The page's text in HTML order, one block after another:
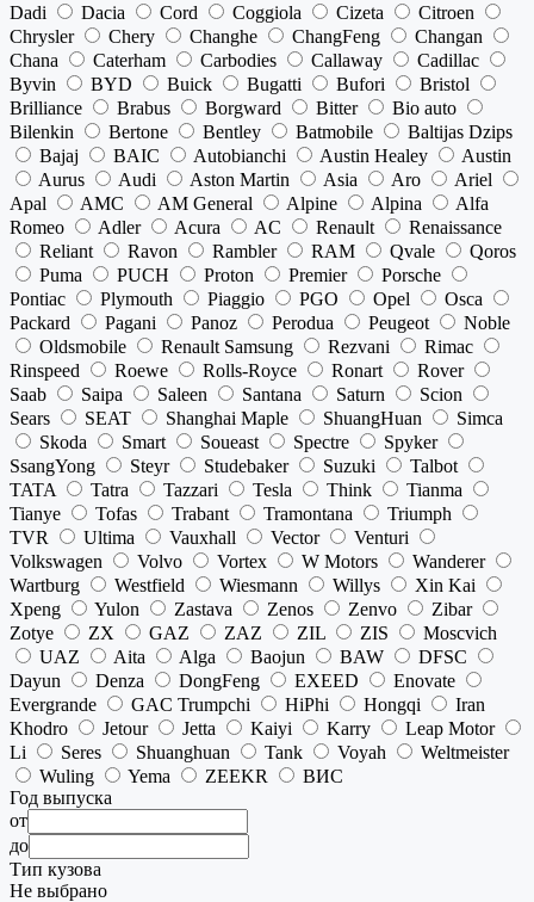
Dadi
Dacia Cord Coggiola Cizeta
Citroen
Chrysler
Chery Changhe ChangFeng
Changan
Chana
Caterham Carbodies Callaway
Cadillac
Byvin
BYD Buick Bugatti Bufori
Bristol
Brilliance
Brabus Borgward Bitter
Bio auto
Bilenkin
Bertone Bentley Batmobile
Baltijas Dzips
Bajaj
BAIC Autobianchi Austin Healey
Austin
Aurus
Audi Aston Martin Asia Aro
Ariel
Apal
AMC AM General Alpine Alpina
Alfa
Romeo
Adler Acura AC Renault
Renaissance
Reliant
Ravon Rambler RAM Qvale
Qoros
Puma
PUCH Proton Premier
Porsche
Pontiac
Plymouth Piaggio PGO Opel
Osca
Packard
Pagani Panoz Perodua Peugeot
Noble
Oldsmobile
Renault Samsung Rezvani
Rimac
Rinspeed
Roewe Rolls-Royce Ronart
Rover
Saab
Saipa Saleen Santana Saturn
Scion
Sears
SEAT Shanghai Maple ShuangHuan
Simca
Skoda
Smart Soueast Spectre
Spyker
SsangYong
Steyr Studebaker Suzuki
Talbot
TATA
Tatra Tazzari Tesla Think
Tianma
Tianye
Tofas Trabant Tramontana
Triumph
TVR
Ultima Vauxhall Vector
Venturi
Volkswagen
Volvo Vortex W Motors
Wanderer
Wartburg
Westfield Wiesmann Willys
Xin Kai
Xpeng
Yulon Zastava Zenos Zenvo
Zibar
Zotye
ZX GAZ ZAZ ZIL ZIS
Moscvich
UAZ
Aita Alga Baojun BAW
DFSC
Dayun
Denza DongFeng EXEED
Enovate
Evergrande
GAC Trumpchi HiPhi Hongqi
Iran
Khodro
Jetour Jetta Kaiyi Karry
Leap Motor
Li
Seres Shuanghuan Tank Voyah
Weltmeister
Wuling
Yema ZEEKR
ВИС
Год выпуска
от
до
Тип кузова
Не выбрано